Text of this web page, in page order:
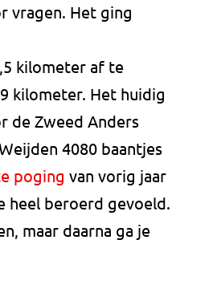
vragen. Het ging
kilometer af te
kilometer. Het huidig
de Zweed Anders
4080 baantjes
poging van vorig jaar
heel beroerd gevoeld.
maar daarna ga je